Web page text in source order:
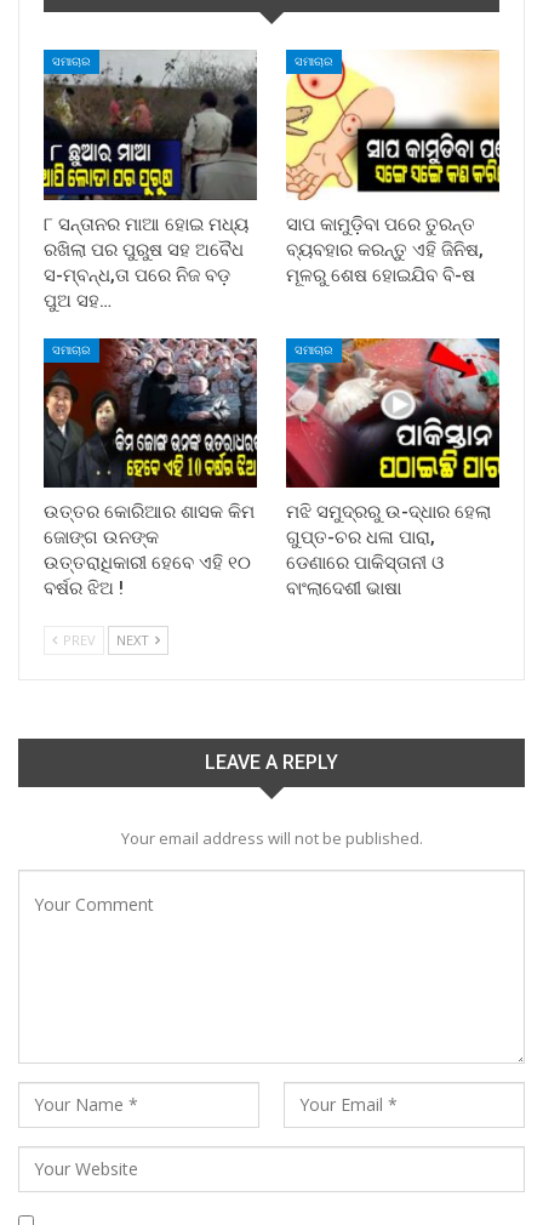
ସମାଚାର
୮ ସନ୍ତାନର ମାଆ ହୋଇ ମଧ୍ୟ
ରଖିଲା ପର ପୁରୁଷ ସହ ଅବୈଧ
ସ-ମ୍ବନ୍ଧ,ତା ପରେ ନିଜ ବଡ଼
ପୁଅ ସହ…
ସମାଚାର
ସାପ କାମୁଡ଼ିବା ପରେ ତୁରନ୍ତ
ବ୍ୟବହାର କରନ୍ତୁ ଏହି ଜିନିଷ,
ମୂଳରୁ ଶେଷ ହୋଇଯିବ ବି-ଷ
ସମାଚାର
ଉତ୍ତର କୋରିଆର ଶାସକ କିମ
ଜୋଙ୍ଗ ଉନଙ୍କ
ଉତ୍ତରାଧିକାରୀ ହେବେ ଏହି ୧୦
ବର୍ଷର ଝିଅ !
ସମାଚାର
ମଝି ସମୁଦ୍ରରୁ ଉ-ଦ୍ଧାର ହେଲା
ଗୁପ୍ତ-ଚର ଧଳା ପାରା,
ଡେଣାରେ ପାକିସ୍ତାନୀ ଓ
ବାଂଲାଦେଶୀ ଭାଷା
PREV NEXT
LEAVE A REPLY
Your email address will not be published.